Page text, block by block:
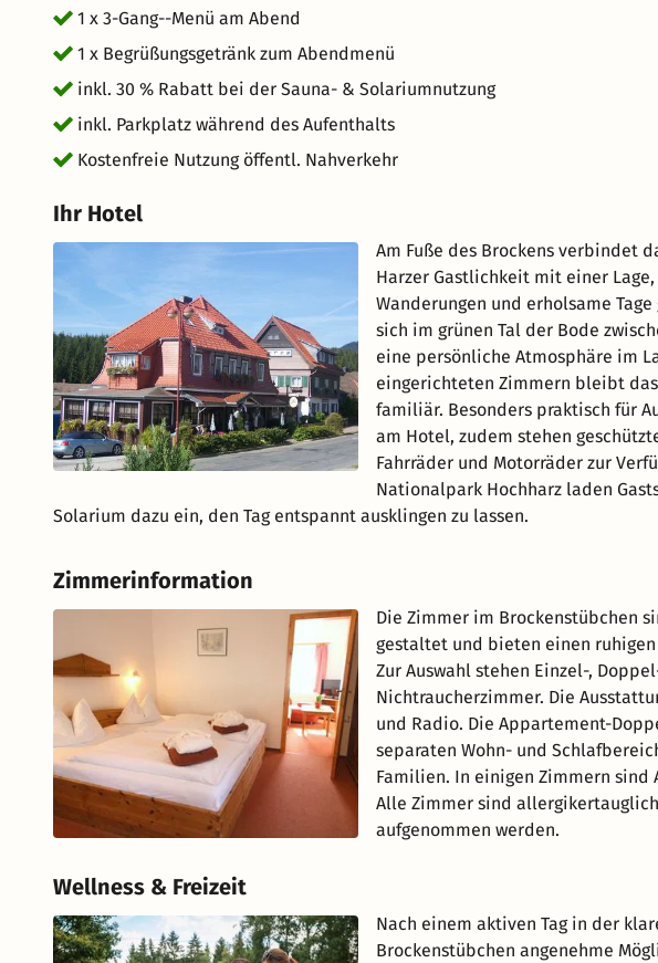
1 x 3-Gang--Menü am Abend
1 x Begrüßungsgetränk zum Abendmenü
inkl. 30 % Rabatt bei der Sauna- & Solariumnutzung
inkl. Parkplatz während des Aufenthalts
Kostenfreie Nutzung öffentl. Nahverkehr
Ihr Hotel
Am Fuße des Brockens verbindet
Harzer Gastlichkeit mit einer
Wanderungen und erholsame
sich im grünen Tal der Bode
eine persönliche Atmosphäre im
eingerichteten Zimmern bleibt
familiär. Besonders praktisch für
am Hotel, zudem stehen
Fahrräder und Motorräder zur
Nationalpark Hochharz laden
Solarium dazu ein, den Tag entspannt ausklingen zu lassen.
Zimmerinformation
Die Zimmer im Brockenstübchen
gestaltet und bieten einen ruhigen
Zur Auswahl stehen Einzel-,
Nichtraucherzimmer. Die
und Radio. Die Appartement-
separaten Wohn- und
Familien. In einigen Zimmern
Alle Zimmer sind
aufgenommen werden.
Wellness & Freizeit
Nach einem aktiven Tag in der
Brockenstübchen angenehme